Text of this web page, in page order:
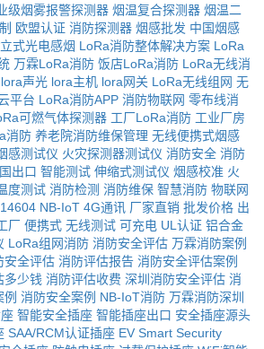
级烟雾报警探测器 烟温复合探测器 烟温二
欧盟认证 消防探测器 烟感批发 中国烟感
式光电感烟 LoRa消防整体解决方案 LoRa
万霖LoRa消防 饭店LoRa消防 LoRa无线消
lora声光 lora主机 lora网关 LoRa无线组网 无
平台 LoRa消防APP 消防物联网 零布线消
可燃气体探测器 工厂LoRa消防 工业厂房
消防 养老院消防维保管理 无线便携式烟感
感测试仪 火灾探测器测试仪 消防安全 消防
出口 智能测试 伸缩式测试仪 烟感校准 火
度测试 消防检测 消防维保 智慧消防 物联网
NB-IoT 4G通讯 厂家直销 批发价格 出
厂 便携式 无线测试 可充电 UL认证 铝合金
LoRa组网消防 消防安全评估 万霖消防案例
安全评估 消防评估报告 消防安全评估案例
多少钱 消防评估收费 深圳消防安全评估 消
消防安全案例 NB-IoT消防 万霖消防深圳
智能安全插座 智能插座出口 安全插座源头
SAA/RCM认证插座 EV Smart Security